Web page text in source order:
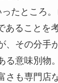
たところ
あることを
、その分手
る意味別物。
さも専門店